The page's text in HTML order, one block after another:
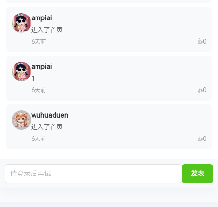
ampiai
进入了首页
6天前 👍0
ampiai
1
6天前 👍0
wuhuaduen
进入了首页
6天前 👍0
发表